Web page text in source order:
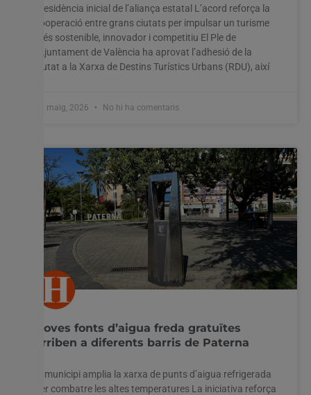
presidència inicial de l’aliança estatal L’acord reforça la
cooperació entre grans ciutats per impulsar un turisme
més sostenible, innovador i competitiu El Ple de
l’Ajuntament de València ha aprovat l’adhesió de la
ciutat a la Xarxa de Destins Turístics Urbans (RDU), així
26 maig, 2026 No hi ha comentaris
Noves fonts d’aigua freda gratuïtes
arriben a diferents barris de Paterna
El municipi amplia la xarxa de punts d’aigua refrigerada
per combatre les altes temperatures La iniciativa reforça